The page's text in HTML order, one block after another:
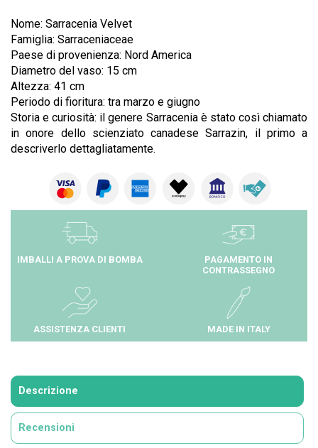
Nome: Sarracenia Velvet
Famiglia: Sarraceniaceae
Paese di provenienza: Nord America
Diametro del vaso: 15 cm
Altezza: 41 cm
Periodo di fioritura: tra marzo e giugno
Storia e curiosità: il genere Sarracenia è stato così chiamato
in onore dello scienziato canadese Sarrazin, il primo a
descriverlo dettagliatamente.
IMBALLI A PROVA DI BOMBA
PAGAMENTO IN
CONTRASSEGNO
ASSISTENZA CLIENTI MADE IN ITALY
Descrizione
Recensioni